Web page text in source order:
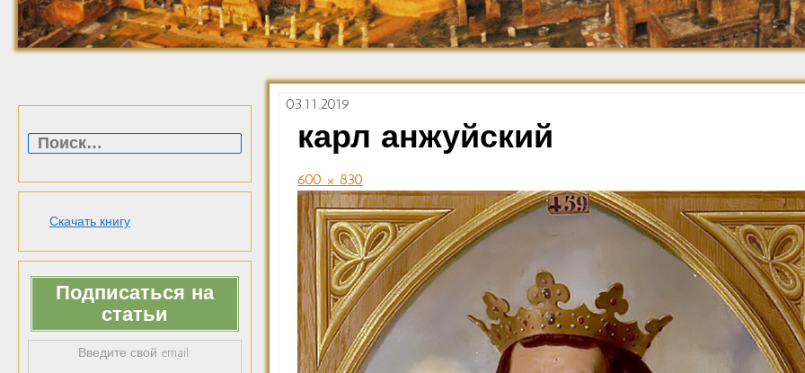
Возрождение и
Барокко
Скачать книгу
Подписаться на
статьи
Введите свой email:
03.11.2019
карл анжуйский
600 × 830